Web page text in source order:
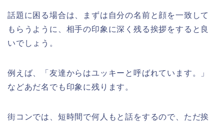
話題に困る場合は、まずは自分の名前と顔を一致して
もらうように、相手の印象に深く残る挨拶をすると良
いでしょう。
例えば、「友達からはユッキーと呼ばれています。」
などあだ名でも印象に残ります。
街コンでは、短時間で何人もと話をするので、ただ挨